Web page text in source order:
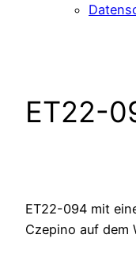
ET22-
ET22-094 mit
Czepino auf dem